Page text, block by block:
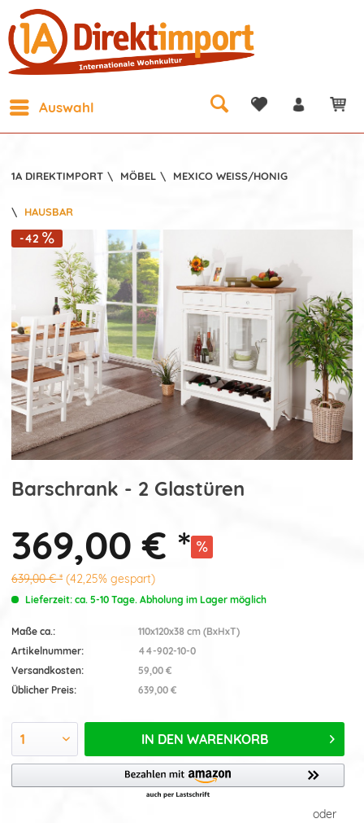
Auswahl
1A DIREKTIMPORT \ MÖBEL \ MEXICO WEISS/HONIG
\ HAUSBAR
-42
Barschrank - 2 Glastüren
369,00 € *
639,00 € * (42,25% gespart)
Lieferzeit: ca. 5-10 Tage. Abholung im Lager möglich
Maße ca.:
110x120x38 cm (BxHxT)
Artikelnummer:
44-902-10-0
Versandkosten:
59,00 €
Üblicher Preis:
639,00 €
IN DEN WARENKORB
oder